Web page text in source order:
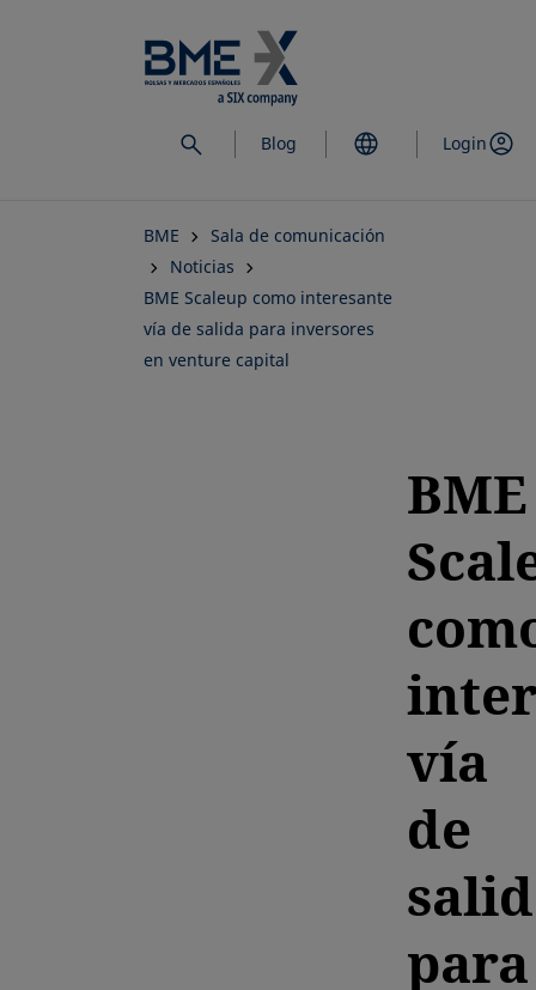
al
contenido
principal
Blog Login
BME
Sala de comunicación
Noticias
BME Scaleup como interesante
vía de salida para inversores
en venture capital
BME
vía
de
para